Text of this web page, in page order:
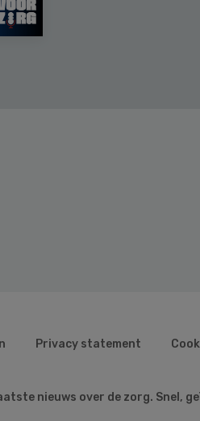
Privacy statement
nieuws over de zorg. Snel,